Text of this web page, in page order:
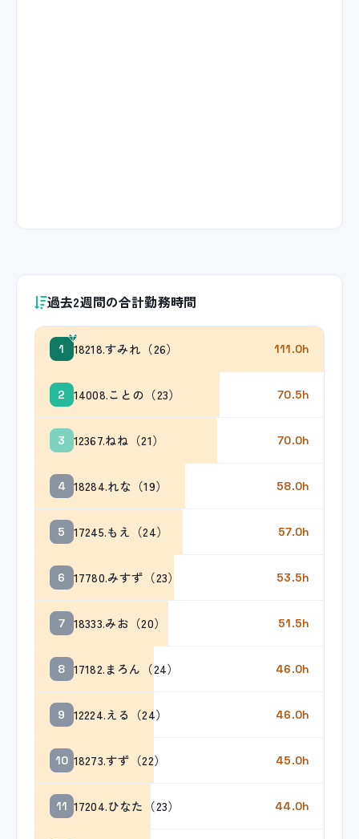
過去2週間の合計勤務時間
1 18218.すみれ（26） 111.0h
2 14008.ことの（23） 70.5h
3 12367.ねね（21） 70.0h
4 18284.れな（19） 58.0h
5 17245.もえ（24） 57.0h
6 17780.みすず（23） 53.5h
7 18333.みお（20） 51.5h
8 17182.まろん（24） 46.0h
9 12224.える（24） 46.0h
10 18273.すず（22） 45.0h
11 17204.ひなた（23） 44.0h